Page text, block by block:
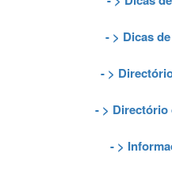
- > Dicas
- >
- > Directório
- >